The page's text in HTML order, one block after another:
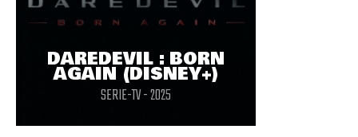
DAREDEVIL : BORN
AGAIN (DISNEY+)
SERIE-TV - 2025